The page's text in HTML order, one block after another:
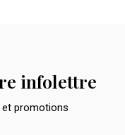
infolettre
promotions